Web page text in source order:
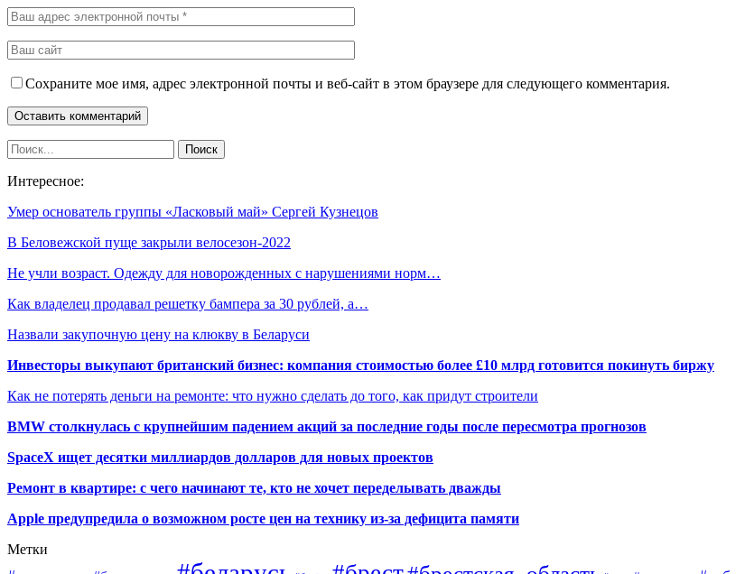
Сохраните мое имя, адрес электронной почты и веб-сайт в этом браузере для следующего комментария.
Интересное:
Умер основатель группы «Ласковый май» Сергей Кузнецов
В Беловежской пуще закрыли велосезон-2022
Не учли возраст. Одежду для новорожденных с нарушениями норм…
Как владелец продавал решетку бампера за 30 рублей, а…
Назвали закупочную цену на клюкву в Беларуси
Инвесторы выкупают британский бизнес: компания стоимостью более £10 млрд готовится покинуть биржу
Как не потерять деньги на ремонте: что нужно сделать до того, как придут строители
BMW столкнулась с крупнейшим падением акций за последние годы после пересмотра прогнозов
SpaceX ищет десятки миллиардов долларов для новых проектов
Ремонт в квартире: с чего начинают те, кто не хочет переделывать дважды
Apple предупредила о возможном росте цен на технику из-за дефицита памяти
Метки